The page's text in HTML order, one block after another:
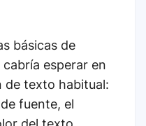
básicas de
esperar en
de texto habitual:
fuente, el